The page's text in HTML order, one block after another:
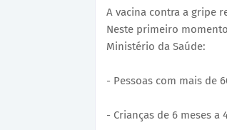
A vacina contra a gripe
Neste primeiro
Ministério da Saúde:
- Pessoas com mais de
- Crianças de 6 meses a